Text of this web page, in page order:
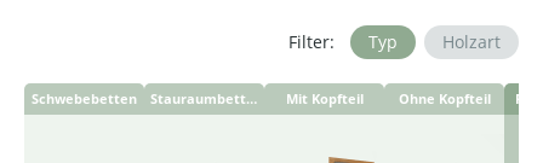
Filter: Typ Holzart
Schwebebetten Stauraumbetten Mit Kopfteil Ohne Kopfteil